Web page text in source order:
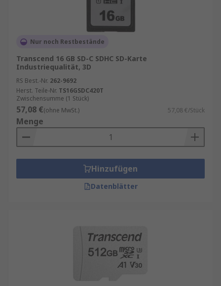
Nur noch Restbestände
Transcend 16 GB SD-C SDHC SD-Karte
Industriequalität, 3D
RS Best.-Nr. 262-9692
Herst. Teile-Nr. TS16GSDC420T
Zwischensumme (1 Stück)
57,08 €(ohne MwSt.) 57,08 €/Stück
Menge
Hinzufügen
Datenblätter